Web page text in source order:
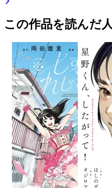
この作品を読んだ